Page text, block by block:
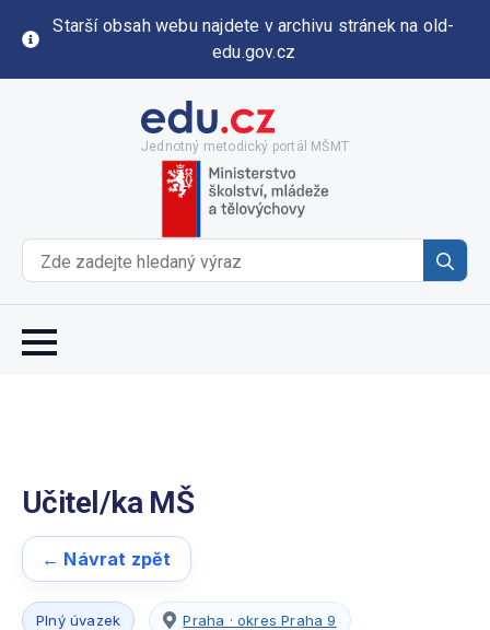
Starší obsah webu najdete v archivu stránek na old-
edu.gov.cz
Jednotný metodický portál MŠMT
for:
Učitel/ka MŠ
← Návrat zpět
Plný úvazek Praha · okres Praha 9